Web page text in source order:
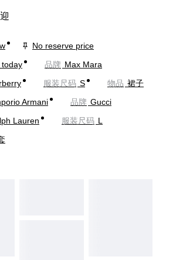
No reserve price
today
品牌 Max Mara
服装尺码 S 物品 裙子
Armani 品牌 Gucci
Lauren 服装尺码 L